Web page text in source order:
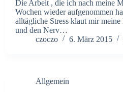
Die Arbeit , die ich nach meine
Wochen wieder aufgenommen
alltägliche Stress klaut mir
und den Nerv…
czoczo
6. März 2015
Allgemein